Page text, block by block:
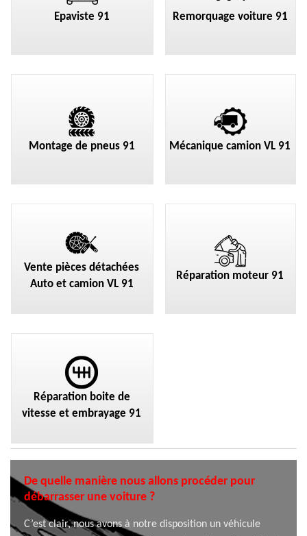
Epaviste 91 Remorquage voiture 91
Montage de pneus 91 Mécanique camion VL 91
Vente pièces détachées
Auto et camion VL 91
Réparation moteur 91
Réparation boite de
vitesse et embrayage 91
De quelle manière nous allons procéder pour
débarrasser une voiture ?
C’est clair, nous avons à notre disposition un véhicule